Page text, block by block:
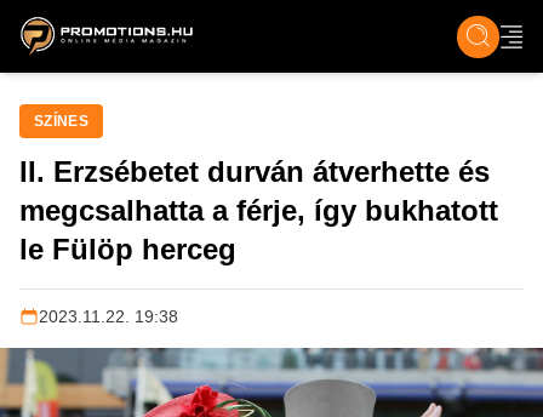
ZENE, FILM & KULT ÉLET TECH &
SZÍNES
II. Erzsébetet durván átverhette és
megcsalhatta a férje, így bukhatott
le Fülöp herceg
2023.11.22. 19:38